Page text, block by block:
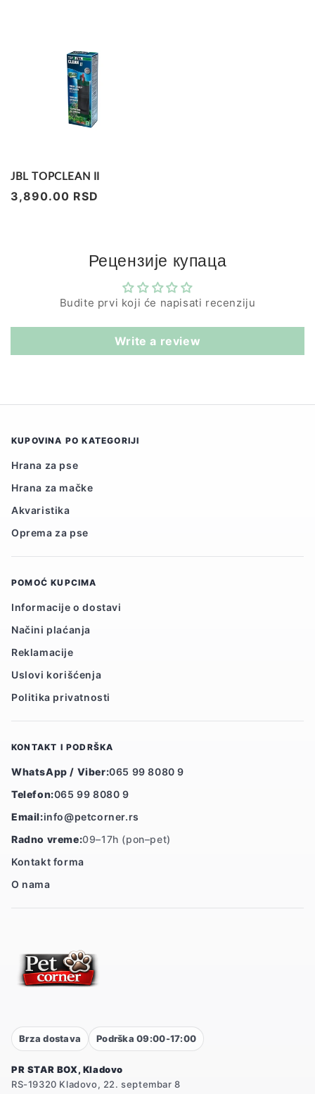
JBL TOPCLEAN II
Regularna
3,890.00 RSD
Рецензије купаца
Budite prvi koji će napisati recenziju
Write a review
KUPOVINA PO KATEGORIJI
Hrana za pse
Hrana za mačke
Akvaristika
Oprema za pse
POMOĆ KUPCIMA
Informacije o dostavi
Načini plaćanja
Reklamacije
Uslovi korišćenja
Politika privatnosti
KONTAKT I PODRŠKA
WhatsApp / Viber:065 99 8080 9
Telefon:065 99 8080 9
Email:info@petcorner.rs
Radno vreme:09–17h (pon–pet)
Kontakt forma
O nama
Brza dostava Podrška 09:00-17:00
PR STAR BOX, Kladovo
RS-19320 Kladovo, 22. septembar 8